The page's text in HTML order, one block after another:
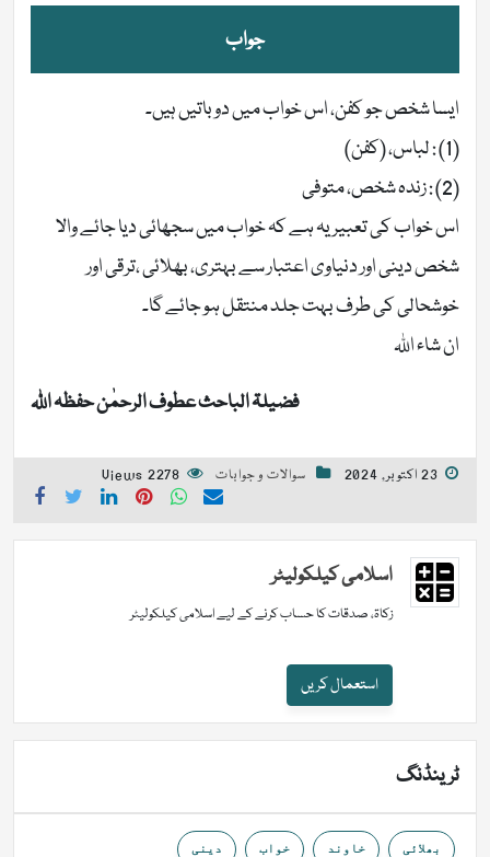
جواب
ایسا شخص جو کفن، اس خواب میں دو باتیں ہیں۔
(1) : لباس، (کفن)
(2) : زندہ شخص، متوفی
اس خواب کی تعبیر یہ ہے کہ خواب میں سجھائی دیا جائے والا
شخص دینی اور دنیاوی اعتبار سے بہتری، بھلائی ،ترقی اور
خوشحالی کی طرف بہت جلد منتقل ہو جائے گا۔
ان شاء اللہ
فضیلۃ الباحث عطوف الرحمٰن حفظہ اللہ
23 اکتوبر, 2024 سوالات و جوابات 2278 Views
اسلامی کیلکولیٹر
زکاۃ، صدقات کا حساب کرنے کے لیے اسلامی کیلکولیٹر
استعمال کریں
ٹرینڈنگ
بھلائی خاوند خواب دینی